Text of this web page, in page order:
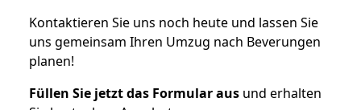
Kontaktieren Sie uns noch heute und lassen Sie
uns gemeinsam Ihren Umzug nach Beverungen
planen!
Füllen Sie jetzt das Formular aus und erhalten